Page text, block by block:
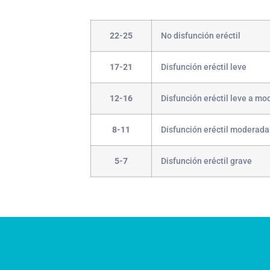
22-25 No disfunción eréctil
17-21 Disfunción eréctil leve
12-16 Disfunción eréctil leve a
8-11 Disfunción eréctil moderada
5-7 Disfunción eréctil grave